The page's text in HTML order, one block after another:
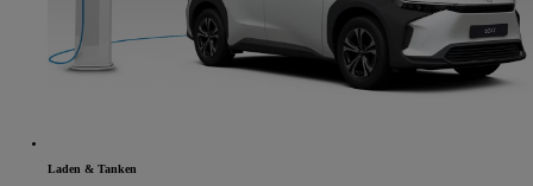
Laden & Tanken